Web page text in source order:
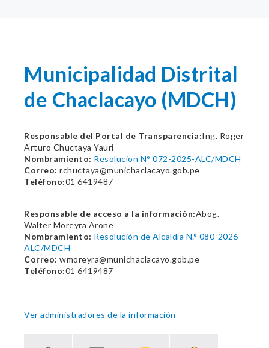
Municipalidad Distrital
de Chaclacayo (MDCH)
Responsable del Portal de Transparencia:Ing. Roger
Arturo Chuctaya Yauri
Nombramiento: Resolucion N° 072-2025-ALC/MDCH
Correo: rchuctaya@munichaclacayo.gob.pe
Teléfono:01 6419487
Responsable de acceso a la información:Abog.
Walter Moreyra Arone
Nombramiento: Resolución de Alcaldía N.° 080-2026-
ALC/MDCH
Correo: wmoreyra@munichaclacayo.gob.pe
Teléfono:01 6419487
Ver administradores de la información